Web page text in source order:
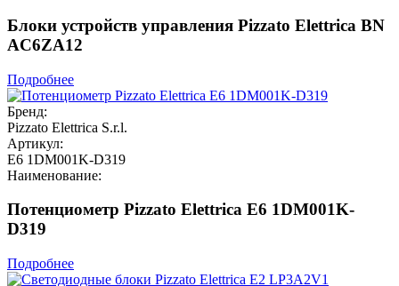
Блоки устройств управления Pizzato Elettrica BN
AC6ZA12
Подробнее
Бренд:
Pizzato Elettrica S.r.l.
Артикул:
E6 1DM001K-D319
Наименование:
Потенциометр Pizzato Elettrica E6 1DM001K-
D319
Подробнее